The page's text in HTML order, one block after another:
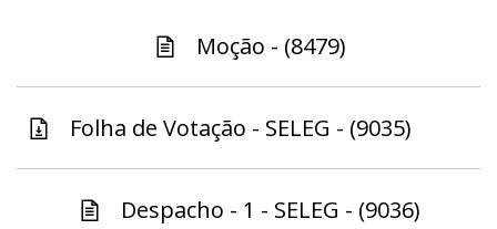
Moção - (8479)
Folha de Votação - SELEG - (9035)
Despacho - 1 - SELEG - (9036)